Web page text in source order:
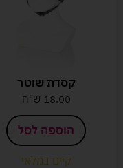
קסדת שוטר
18.00 ש"ח
הוספה לסל
קיים במלאי